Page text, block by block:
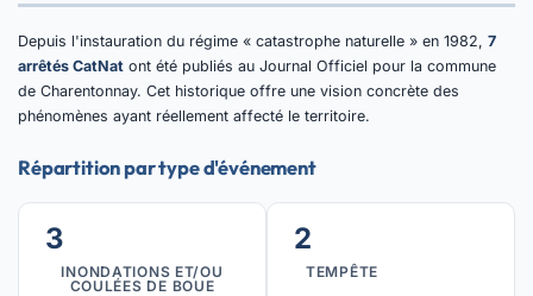
Depuis l'instauration du régime « catastrophe naturelle » en 1982, 7
arrêtés CatNat ont été publiés au Journal Officiel pour la commune
de Charentonnay. Cet historique offre une vision concrète des
phénomènes ayant réellement affecté le territoire.
Répartition par type d'événement
3
INONDATIONS ET/OU
COULÉES DE BOUE
2
TEMPÊTE